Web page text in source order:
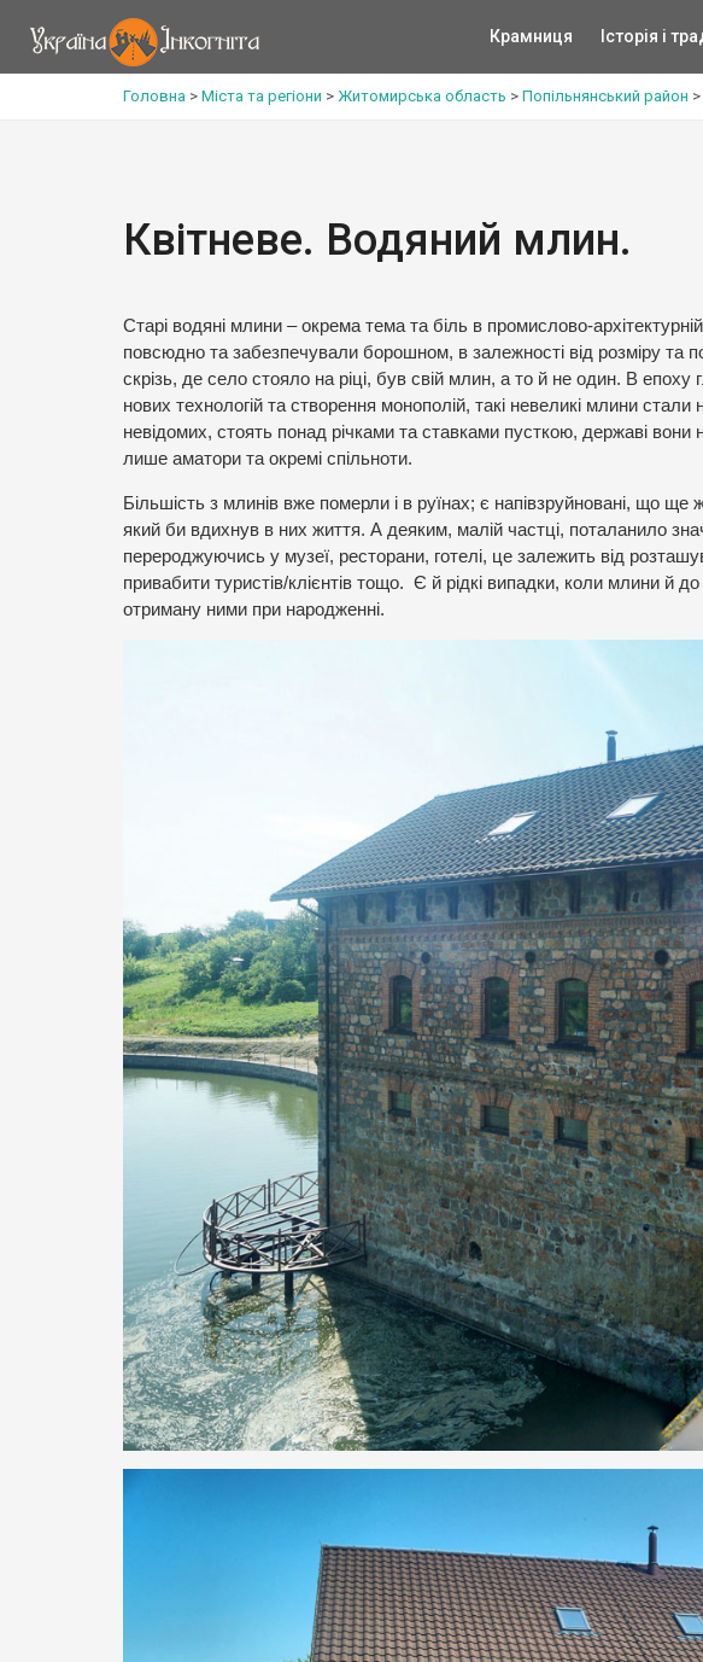
Крамниця Історія і
Головна > Міста та регіони > Житомирська область > Попільнянський район >
Квітневе. Водяний млин.
Старі водяні млини – окрема тема та біль в промислово-
повсюдно та забезпечували борошном, в залежності від розміру та
скрізь, де село стояло на ріці, був свій млин, а то й не один. В епоху
нових технологій та створення монополій, такі невеликі млини стали
невідомих, стоять понад річками та ставками пусткою, державі вони
лише аматори та окремі спільноти.
Більшість з млинів вже померли і в руїнах; є напівзруйновані, що
який би вдихнув в них життя. А деяким, малій частці, поталанило
перероджуючись у музеї, ресторани, готелі, це залежить від
привабити туристів/клієнтів тощо. Є й рідкі випадки, коли млини й
отриману ними при народженні.